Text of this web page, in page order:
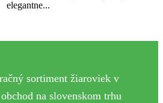
elegantne...
sortiment žiaroviek v
na slovenskom trhu